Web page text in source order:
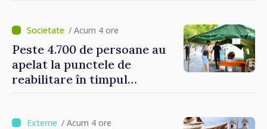
/ Acum 4 ore
Peste 4.700 de persoane au
apelat la punctele de
reabilitare în timpul
/ Acum 4 ore